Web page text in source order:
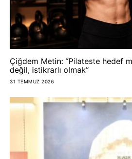
Çiğdem Metin: “Pilateste hedef
değil, istikrarlı olmak”
31 TEMMUZ 2026